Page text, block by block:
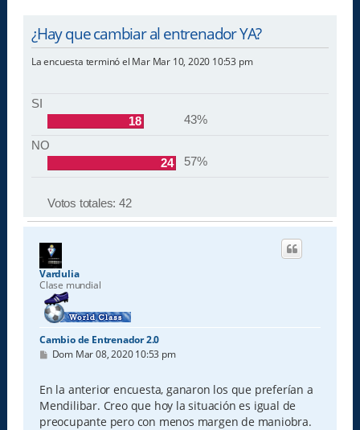
¿Hay que cambiar al entrenador YA?
La encuesta terminó el Mar Mar 10, 2020 10:53 pm
SI
18
43%
NO
24
57%
Votos totales: 42
Vardulia
Clase mundial
Cambio de Entrenador 2.0
M
s
a
j
e
Dom Mar 08, 2020 10:53 pm
En la anterior encuesta, ganaron los que preferían a
Mendilibar. Creo que hoy la situación es igual de
preocupante pero con menos margen de maniobra.